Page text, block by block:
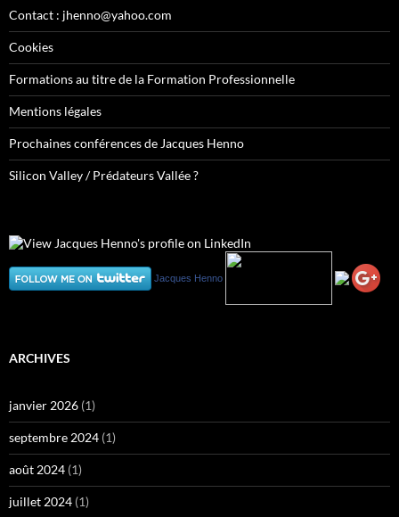
Contact : jhenno@yahoo.com
Cookies
Formations au titre de la Formation Professionnelle
Mentions légales
Prochaines conférences de Jacques Henno
Silicon Valley / Prédateurs Vallée ?
Jacques Henno
ARCHIVES
janvier 2026 (1)
septembre 2024 (1)
août 2024 (1)
juillet 2024 (1)